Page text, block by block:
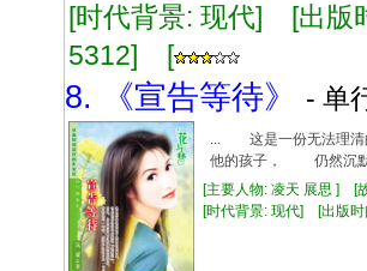
[时代背景: 现代] [出
5312] [
8. 《宣告等待》 - 单
... 这是一份无法理
他的孩子， 仍然沉
[主要人物: 凌天 展思 ] [
[时代背景: 现代] [出版